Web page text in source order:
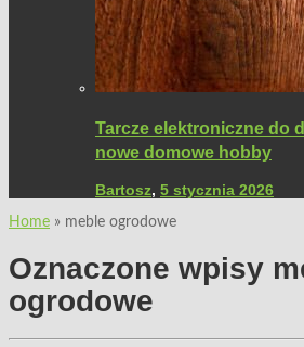
Tarcze elektroniczne do
nowe domowe hobby
Bartosz, 5 stycznia 2026
Home » meble ogrodowe
Oznaczone wpisy
ogrodowe